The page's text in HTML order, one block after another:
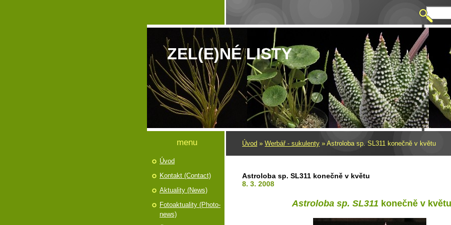
ZEL(E)NÉ LISTY
Úvod » Werbář - sukulenty » Astroloba sp. SL311 konečně v květu
Astroloba sp. SL311 konečně v květu
8. 3. 2008
Astroloba sp. SL311 konečně v květu
menu
Úvod
Kontakt (Contact)
Aktuality (News)
Fotoaktuality (Photo-
news)